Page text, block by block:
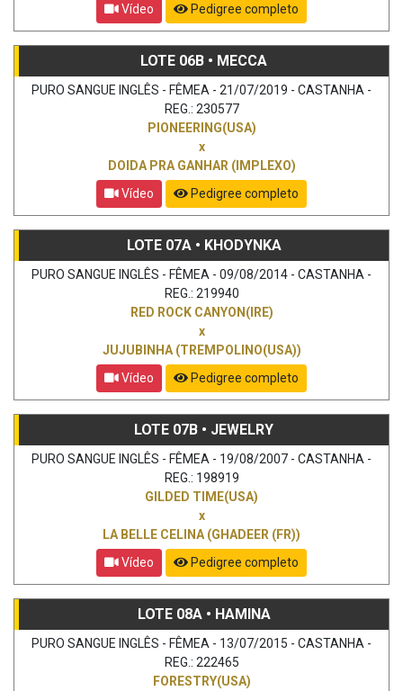
Vídeo
Pedigree completo
LOTE 06B • MECCA
PURO SANGUE INGLÊS - FÊMEA - 21/07/2019 - CASTANHA -
REG.: 230577
PIONEERING(USA)
x
DOIDA PRA GANHAR (IMPLEXO)
Vídeo
Pedigree completo
LOTE 07A • KHODYNKA
PURO SANGUE INGLÊS - FÊMEA - 09/08/2014 - CASTANHA -
REG.: 219940
RED ROCK CANYON(IRE)
x
JUJUBINHA (TREMPOLINO(USA))
Vídeo
Pedigree completo
LOTE 07B • JEWELRY
PURO SANGUE INGLÊS - FÊMEA - 19/08/2007 - CASTANHA -
REG.: 198919
GILDED TIME(USA)
x
LA BELLE CELINA (GHADEER (FR))
Vídeo
Pedigree completo
LOTE 08A • HAMINA
PURO SANGUE INGLÊS - FÊMEA - 13/07/2015 - CASTANHA -
REG.: 222465
FORESTRY(USA)